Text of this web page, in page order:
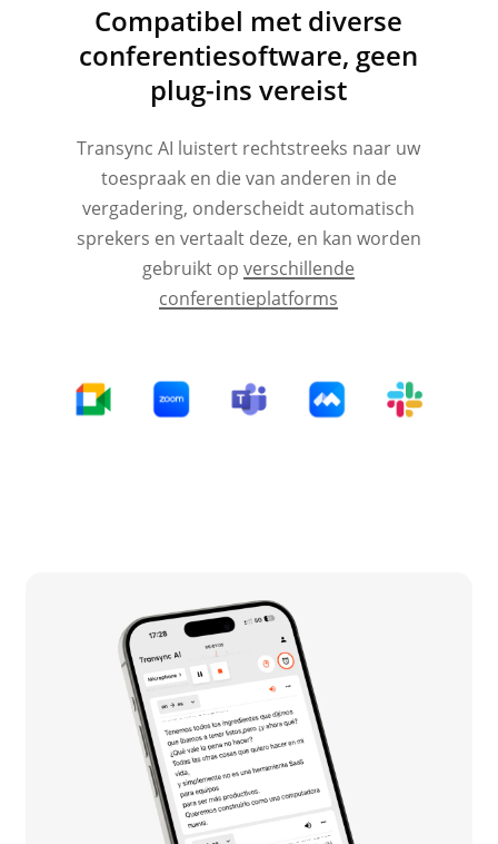
Compatibel met diverse
conferentiesoftware, geen
plug-ins vereist
Transync AI luistert rechtstreeks naar uw
toespraak en die van anderen in de
vergadering, onderscheidt automatisch
sprekers en vertaalt deze, en kan worden
gebruikt opverschillende
conferentieplatforms